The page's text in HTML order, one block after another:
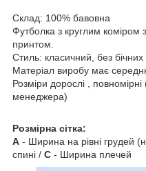
Склад: 100% бавовна
Футболка з круглим
принтом.
Стиль: класичний, без бічних
Матеріал виробу має
Розміри дорослі , повномірні
менеджера)
Розмірна сітка:
A - Ширина на рівні грудей
спині / C - Ширина плечей